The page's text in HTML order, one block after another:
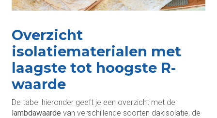
Overzicht
isolatiematerialen met
laagste tot hoogste R-
waarde
De tabel hieronder geeft je een overzicht met de
lambdawaarde van verschillende soorten dakisolatie, de